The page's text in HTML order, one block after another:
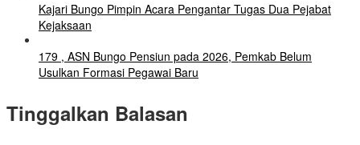
Kajari Bungo Pimpin Acara Pengantar Tugas Dua Pejabat
Kejaksaan
179 , ASN Bungo Pensiun pada 2026, Pemkab Belum
Usulkan Formasi Pegawai Baru
Tinggalkan Balasan